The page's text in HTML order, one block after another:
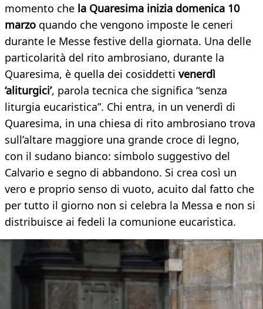
momento che la Quaresima inizia domenica 10
marzo quando che vengono imposte le ceneri
durante le Messe festive della giornata. Una delle
particolarità del rito ambrosiano, durante la
Quaresima, è quella dei cosiddetti venerdì
‘aliturgici’, parola tecnica che significa “senza
liturgia eucaristica”. Chi entra, in un venerdì di
Quaresima, in una chiesa di rito ambrosiano trova
sull’altare maggiore una grande croce di legno,
con il sudano bianco: simbolo suggestivo del
Calvario e segno di abbandono. Si crea così un
vero e proprio senso di vuoto, acuito dal fatto che
per tutto il giorno non si celebra la Messa e non si
distribuisce ai fedeli la comunione eucaristica.